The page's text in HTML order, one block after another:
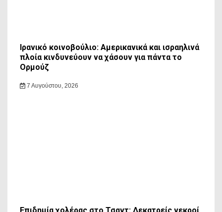
Ιρανικό κοινοβούλιο: Αμερικανικά και ισραηλινά
πλοία κινδυνεύουν να χάσουν για πάντα το
Ορμούζ
7 Αυγούστου, 2026